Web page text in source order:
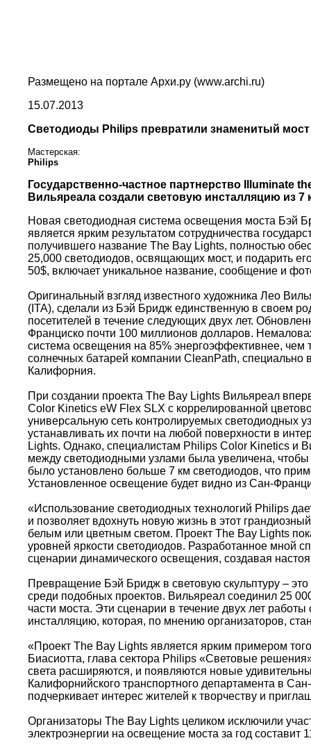
Размещено на портале Архи.ру (www.archi.ru)
15.07.2013
Светодиоды Philips превратили знаменитый
Мастерская:
Philips
Государственно-частное партнерство Illuminate
Вильяреала создали световую инсталляцию из
Новая светодиодная система освещения моста Бэй
является ярким результатом сотрудничества
получившего название The Bay Lights, полностью
25,000 светодиодов, освящающих мост, и подарить
50$, включает уникальное название, сообщение и
Оригинальный взгляд известного художника Лео
(ITA), сделали из Бэй Бридж единственную в своем
посетителей в течение следующих двух лет.
Франциско почти 100 миллионов долларов.
система освещения на 85% энергоэффективнее, чем
солнечных батарей компании CleanPath,
Калифорния.
При создании проекта The Bay Lights Вильяреал
Color Kinetics eW Flex SLX с коррелированной
универсальную сеть контролируемых светодиодных
устанавливать их почти на любой поверхности в
Lights. Однако, специалистам Philips Color Kinetics и
между светодиодными узлами была увеличена,
было установлено больше 7 км светодиодов, что
Установленное освещение будет видно из Сан-
«Использование светодиодных технологий Philips
и позволяет вдохнуть новую жизнь в этот
белым или цветным светом. Проект The Bay Lights
уровней яркости светодиодов. Разработанное мной
сценарии динамического освещения, создавая
Превращение Бэй Бридж в световую скульптуру –
среди подобных проектов. Вильяреал соединил 25
части моста. Эти сценарии в течение двух лет
инсталляцию, которая, по мнению организаторов,
«Проект The Bay Lights является ярким примером
Биасиотта, глава сектора Philips «Световые
света расширяются, и появляются новые
Калифорнийского транспортного департамента в
подчеркивает интерес жителей к творчеству и
Организаторы The Bay Lights целиком исключили
электроэнергии на освещение моста за год составит